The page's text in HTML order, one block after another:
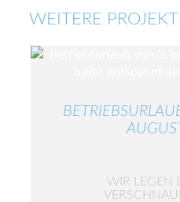
WEITERE
WIR LEGEN